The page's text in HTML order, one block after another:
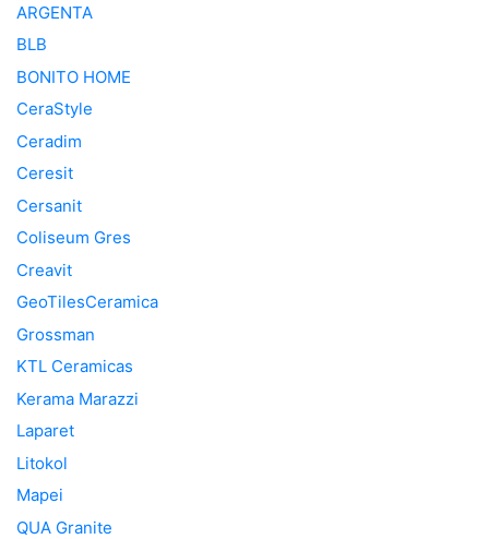
ARGENTA
BLB
BONITO HOME
CeraStyle
Ceradim
Ceresit
Cersanit
Coliseum Gres
Creavit
GeoTilesCeramica
Grossman
KTL Ceramicas
Kerama Marazzi
Laparet
Litokol
Mapei
QUA Granite